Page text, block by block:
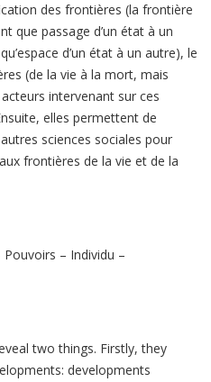
des frontières (la frontière
que passage d’un état à un
d’un état à un autre), le
(de la vie à la mort, mais
intervenant sur ces
elles permettent de
sciences sociales pour
frontières de la vie et de la
– Individu –
two things. Firstly, they
developments